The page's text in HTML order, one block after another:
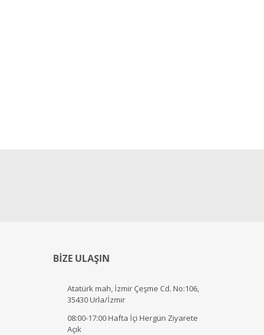
BİZE ULAŞIN
Atatürk mah, İzmir Çeşme Cd. No:106,
35430 Urla/İzmir
08:00-17:00 Hafta İçi Hergün Ziyarete
Açık